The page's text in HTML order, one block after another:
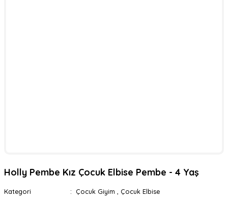
Holly Pembe Kız Çocuk Elbise Pembe - 4 Yaş
Kategori Çocuk Giyim
Çocuk Elbise